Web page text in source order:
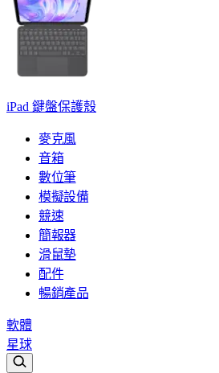
iPad 鍵盤保護殼
麥克風
音箱
數位筆
模擬設備
競速
簡報器
滑鼠墊
配件
暢銷產品
軟體
星球